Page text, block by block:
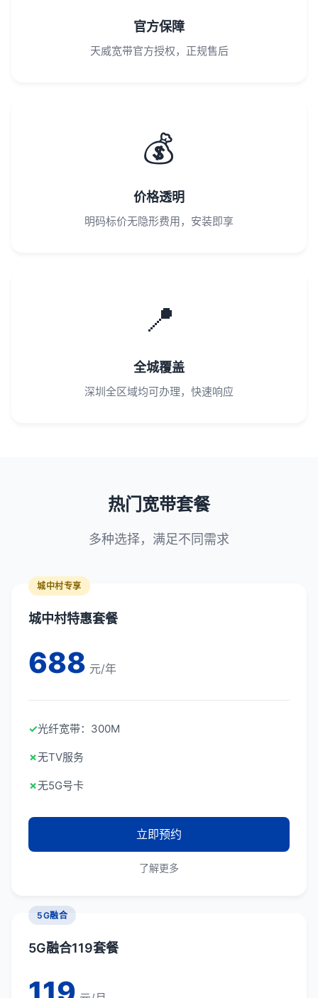
官方保障
天威宽带官方授权，正规售后
💰
价格透明
明码标价无隐形费用，安装即享
📍
全城覆盖
深圳全区域均可办理，快速响应
热门宽带套餐
多种选择，满足不同需求
城中村专享
城中村特惠套餐
688 元/年
✓光纤宽带：300M
✗无TV服务
✗无5G号卡
立即预约
了解更多
5G融合
5G融合119套餐